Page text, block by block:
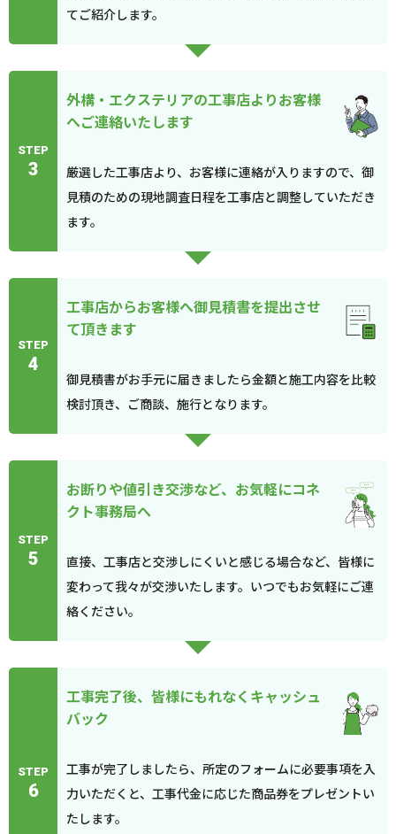
てご紹介します。
STEP
3
外構・エクステリアの工事店よりお客様
へご連絡いたします
厳選した工事店より、お客様に連絡が入りますので、御
見積のための現地調査日程を工事店と調整していただき
ます。
STEP
4
工事店からお客様へ御見積書を提出させ
て頂きます
御見積書がお手元に届きましたら金額と施工内容を比較
検討頂き、ご商談、施行となります。
STEP
5
お断りや値引き交渉など、お気軽にコネ
クト事務局へ
直接、工事店と交渉しにくいと感じる場合など、皆様に
変わって我々が交渉いたします。いつでもお気軽にご連
絡ください。
STEP
6
工事完了後、皆様にもれなくキャッシュ
バック
工事が完了しましたら、所定のフォームに必要事項を入
力いただくと、工事代金に応じた商品券をプレゼントい
たします。